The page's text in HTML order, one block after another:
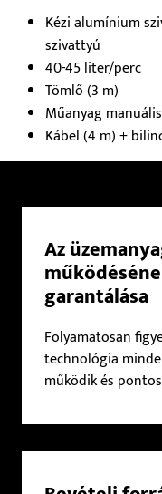
Az
garantálása
Folyamatosan
technológia
működik és
Kézi alumínium
szivattyú
40-45 liter/perc
Tömlő (3 m)
Műanyag
Kábel (4 m) +